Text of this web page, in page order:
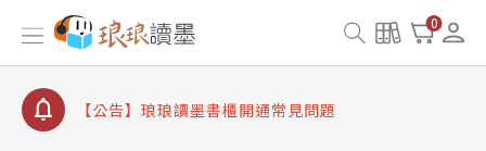
0
【公告】因 Readmoo 讀墨系統維護中，本站同步暫
停部分閱讀服務
【公告】琅琅讀墨數位閱讀資產合併與書櫃開通申請
【公告】琅琅讀墨書櫃開通常見問題